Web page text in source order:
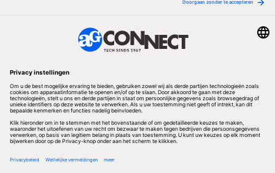
Volg ons
Redactionele partner